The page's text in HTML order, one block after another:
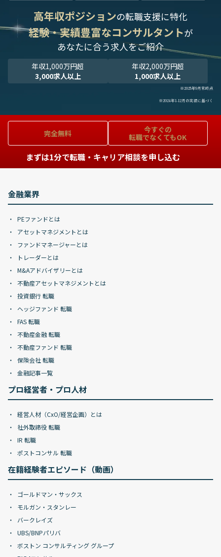
高年収ポジションの転職支援に特化
経験・実績豊富なコンサルタントが
あなたに合う求人をご紹介
年収1,000万円超
3,000求人以上
年収2,000万円超
1,000求人以上
※2025年9月末時点
※2024年1-12月の実績に基づく
完全無料
今すぐの
転職でなくてもOK
まずは1分で転職・キャリア相談を申し込む
金融業界
PEファンドとは
アセットマネジメントとは
ファンドマネージャーとは
トレーダーとは
M&Aアドバイザリーとは
不動産アセットマネジメントとは
投資銀行 転職
ヘッジファンド 転職
FAS 転職
不動産金融 転職
不動産ファンド 転職
保険会社 転職
金融記事一覧
プロ経営者・プロ人材
経営人材（CxO/経営企画）とは
社外取締役 転職
IR 転職
ポストコンサル 転職
在籍経験者エピソード（動画）
ゴールドマン・サックス
モルガン・スタンレー
バークレイズ
UBS/BNPパリバ
ボストン コンサルティング グループ